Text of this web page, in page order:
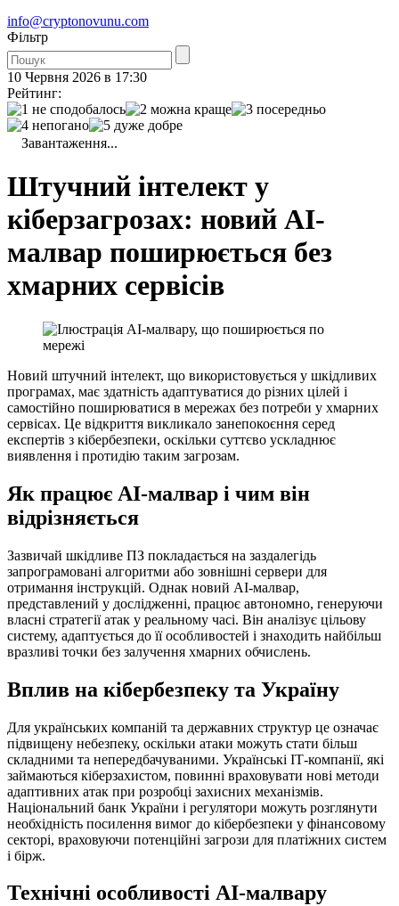
info@cryptonovunu.com
Фiльтр
10 Червня 2026 в 17:30
Рейтинг:
Завантаження...
Штучний інтелект у
кіберзагрозах: новий AI-
малвар поширюється без
хмарних сервісів
Новий штучний інтелект, що використовується у шкідливих
програмах, має здатність адаптуватися до різних цілей і
самостійно поширюватися в мережах без потреби у хмарних
сервісах. Це відкриття викликало занепокоєння серед
експертів з кібербезпеки, оскільки суттєво ускладнює
виявлення і протидію таким загрозам.
Як працює AI-малвар і чим він
відрізняється
Зазвичай шкідливе ПЗ покладається на заздалегідь
запрограмовані алгоритми або зовнішні сервери для
отримання інструкцій. Однак новий AI-малвар,
представлений у дослідженні, працює автономно, генеруючи
власні стратегії атак у реальному часі. Він аналізує цільову
систему, адаптується до її особливостей і знаходить найбільш
вразливі точки без залучення хмарних обчислень.
Вплив на кібербезпеку та Україну
Для українських компаній та державних структур це означає
підвищену небезпеку, оскільки атаки можуть стати більш
складними та непередбачуваними. Українські ІТ-компанії, які
займаються кіберзахистом, повинні враховувати нові методи
адаптивних атак при розробці захисних механізмів.
Національний банк України і регулятори можуть розглянути
необхідність посилення вимог до кібербезпеки у фінансовому
секторі, враховуючи потенційні загрози для платіжних систем
і бірж.
Технічні особливості AI-малвару